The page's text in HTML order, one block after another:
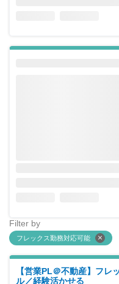
Filter by
フレックス勤務対応可能
【営業PL＠不動産】フ
ル／経験活かせる